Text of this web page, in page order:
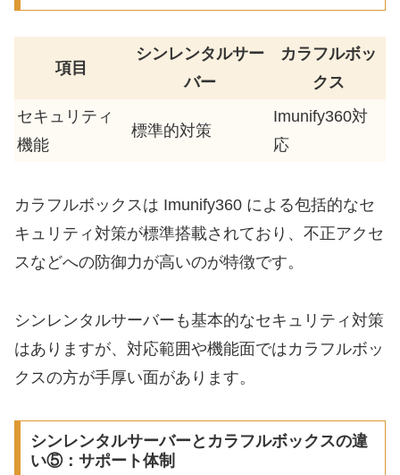
項目
シンレンタルサー
バー
カラフルボッ
クス
セキュリティ
機能
標準的対策
Imunify360対
応
カラフルボックスは Imunify360 による包括的なセ
キュリティ対策が標準搭載されており、不正アクセ
スなどへの防御力が高いのが特徴です。
シンレンタルサーバーも基本的なセキュリティ対策
はありますが、対応範囲や機能面ではカラフルボッ
クスの方が手厚い面があります。
シンレンタルサーバーとカラフルボックスの違
い⑤：サポート体制